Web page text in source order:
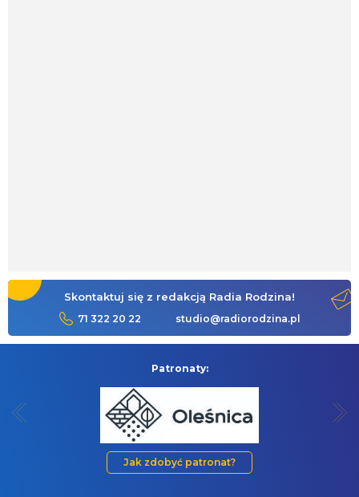
Skontaktuj się z redakcją Radia Rodzina!
71 322 20 22 studio@radiorodzina.pl
Patronaty:
Jak zdobyć patronat?